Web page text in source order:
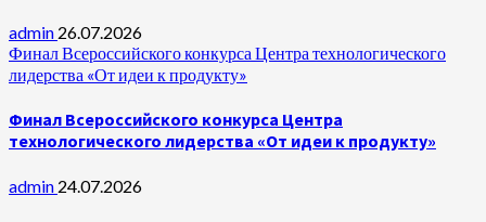
admin 26.07.2026
Финал Всероссийского конкурса Центра технологического
лидерства «От идеи к продукту»
Финал Всероссийского конкурса Центра
технологического лидерства «От идеи к продукту»
admin 24.07.2026